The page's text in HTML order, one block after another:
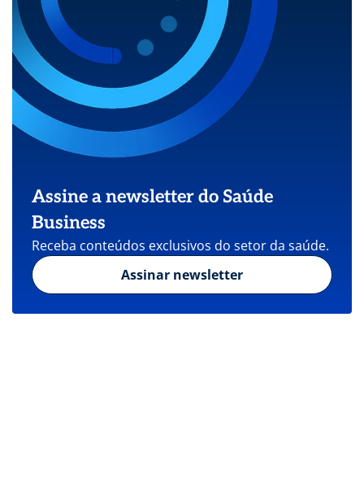
Assine a newsletter do Saúde
Business
Receba conteúdos exclusivos do setor da saúde.
Assinar newsletter